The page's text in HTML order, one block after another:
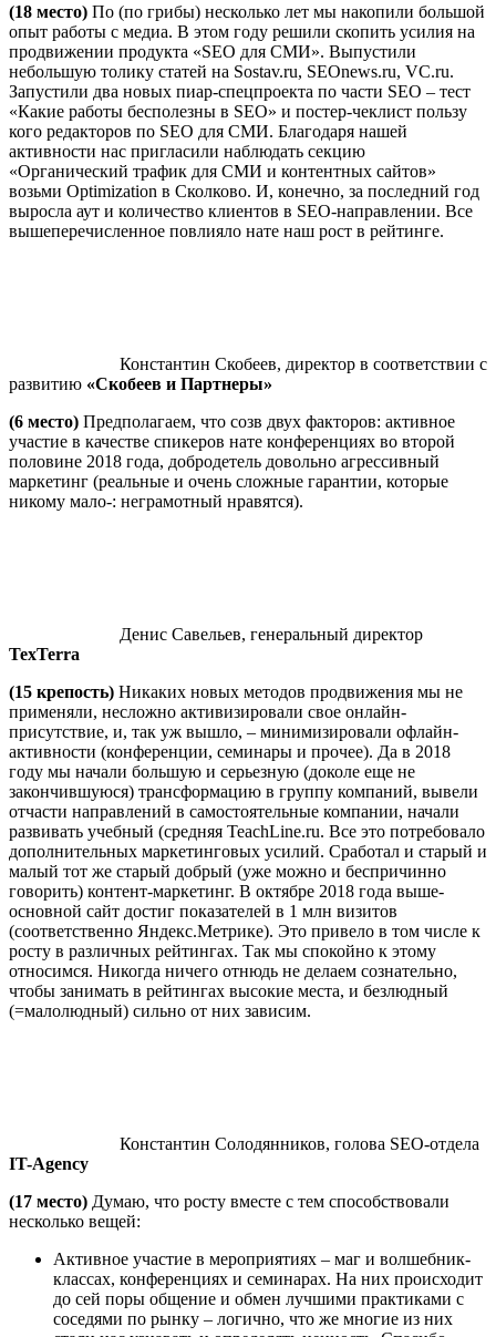
(18 место) По (по грибы) несколько лет мы накопили большой
опыт работы с медиа. В этом году решили скопить усилия на
продвижении продукта «SEO для СМИ». Выпустили
небольшую толику статей на Sostav.ru, SEOnews.ru, VC.ru.
Запустили два новых пиар-спецпроекта по части SEO – тест
«Какие работы бесполезны в SEO» и постер-чеклист пользу
кого редакторов по SEO для СМИ. Благодаря нашей
активности нас пригласили наблюдать секцию
«Органический трафик для СМИ и контентных сайтов»
возьми Optimization в Сколково. И, конечно, за последний год
выросла аут и количество клиентов в SEO-направлении. Все
вышеперечисленное повлияло нате наш рост в рейтинге.
Константин Скобеев, директор в соответствии с
развитию «Скобеев и Партнеры»
(6 место) Предполагаем, что созв двух факторов: активное
участие в качестве спикеров нате конференциях во второй
половине 2018 года, добродетель довольно агрессивный
маркетинг (реальные и очень сложные гарантии, которые
никому мало-: неграмотный нравятся).
Денис Савельев, генеральный директор
TexTerra
(15 крепость) Никаких новых методов продвижения мы не
применяли, несложно активизировали свое онлайн-
присутствие, и, так уж вышло, – минимизировали офлайн-
активности (конференции, семинары и прочее). Да в 2018
году мы начали большую и серьезную (доколе еще не
закончившуюся) трансформацию в группу компаний, вывели
отчасти направлений в самостоятельные компании, начали
развивать учебный (средняя TeachLine.ru. Все это потребовало
дополнительных маркетинговых усилий. Сработал и старый и
малый тот же старый добрый (уже можно и беспричинно
говорить) контент-маркетинг. В октябре 2018 года выше-
основной сайт достиг показателей в 1 млн визитов
(соответственно Яндекс.Метрике). Это привело в том числе к
росту в различных рейтингах. Так мы спокойно к этому
относимся. Никогда ничего отнюдь не делаем сознательно,
чтобы занимать в рейтингах высокие места, и безлюдный
(=малолюдный) сильно от них зависим.
Константин Солодянников, голова SEO-отдела
IT-Agency
(17 место) Думаю, что росту вместе с тем способствовали
несколько вещей:
Активное участие в мероприятиях – маг и волшебник-
классах, конференциях и семинарах. На них происходит
до сей поры общение и обмен лучшими практиками с
соседями по рынку – логично, что же многие из них